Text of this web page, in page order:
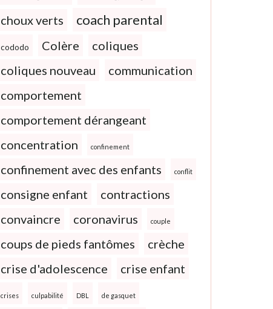
choux verts coach parental
cododo Colère
coliques
coliques nouveau
communication
comportement
comportement dérangeant
concentration
confinement
confinement avec des enfants conflit
consigne enfant
contractions
convaincre
coronavirus couple
coups de pieds fantômes
crèche
crise d'adolescence
crise enfant
crises culpabilité DBL de gasquet